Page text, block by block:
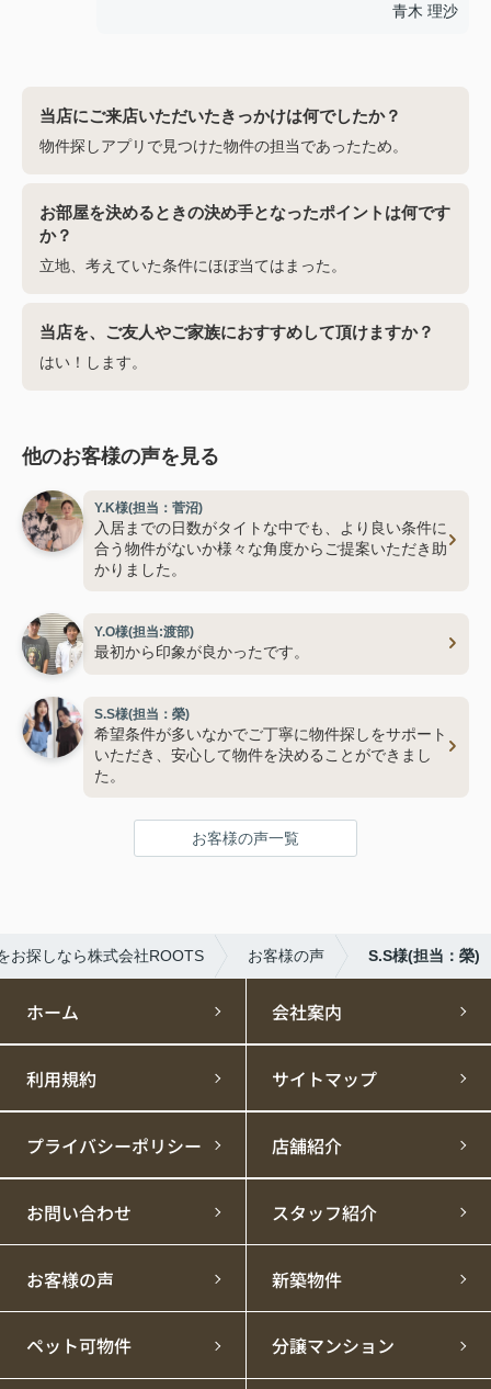
青木 理沙
当店にご来店いただいたきっかけは何でしたか？
物件探しアプリで見つけた物件の担当であったため。
お部屋を決めるときの決め手となったポイントは何です
か？
立地、考えていた条件にほぼ当てはまった。
当店を、ご友人やご家族におすすめして頂けますか？
はい！します。
他のお客様の声を見る
Y.K様(担当：菅沼)
入居までの日数がタイトな中でも、より良い条件に
合う物件がないか様々な角度からご提案いただき助
かりました。
Y.O様(担当:渡部)
最初から印象が良かったです。
S.S様(担当：榮)
希望条件が多いなかでご丁寧に物件探しをサポート
いただき、安心して物件を決めることができまし
た。
お客様の声一覧
お探しなら株式会社ROOTS お客様の声 S.S様(担当：榮)
ホーム 会社案内
利用規約 サイトマップ
プライバシーポリシー 店舗紹介
お問い合わせ スタッフ紹介
お客様の声 新築物件
ペット可物件 分譲マンション